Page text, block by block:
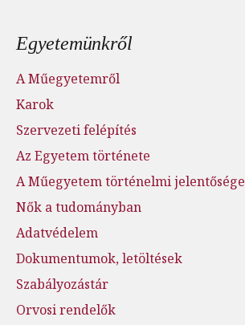
Lábléc menü
Egyetemünkről
A Műegyetemről
Karok
Szervezeti felépítés
Az Egyetem története
A Műegyetem történelmi jelentősége
Nők a tudományban
Adatvédelem
Dokumentumok, letöltések
Szabályozástár
Orvosi rendelők